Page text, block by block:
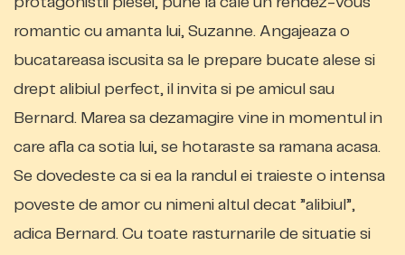
romantic cu amanta lui, Suzanne. Angajeaza o
bucatareasa iscusita sa le prepare bucate alese si
drept alibiul perfect, il invita si pe amicul sau
Bernard. Marea sa dezamagire vine in momentul in
care afla ca sotia lui, se hotaraste sa ramana acasa.
Se dovedeste ca si ea la randul ei traieste o intensa
poveste de amor cu nimeni altul decat ”alibiul”,
adica Bernard. Cu toate rasturnarile de situatie si